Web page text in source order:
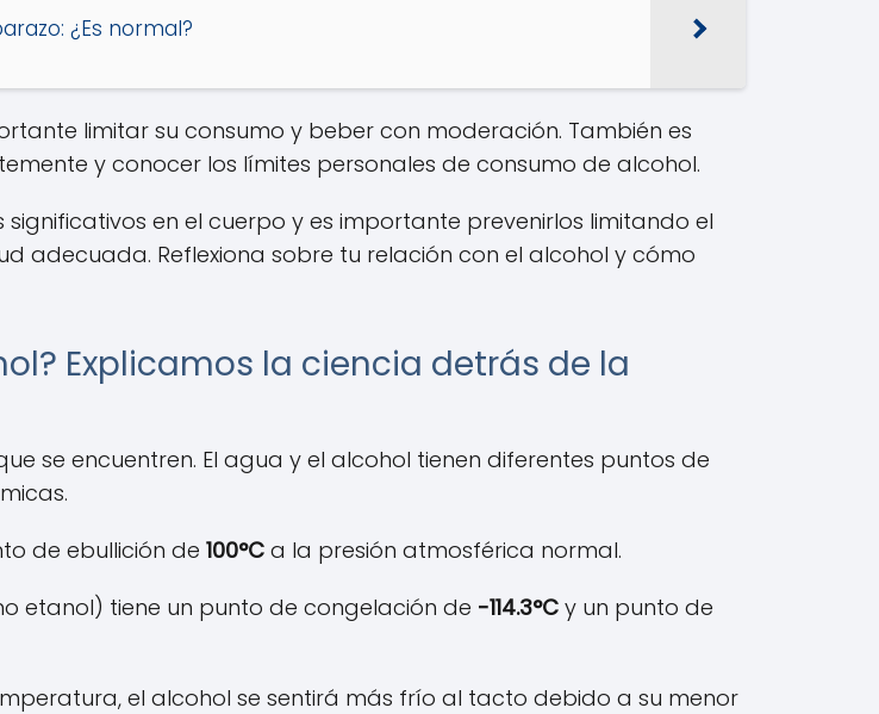
¿Es normal?
limitar su consumo y beber con moderación. También es
y conocer los límites personales de consumo de alcohol.
en el cuerpo y es importante prevenirlos limitando el
adecuada. Reflexiona sobre tu relación con el alcohol y cómo
Explicamos la ciencia detrás de la
se encuentren. El agua y el alcohol tienen diferentes puntos de
de ebullición de 100°C a la presión atmosférica normal.
etanol) tiene un punto de congelación de -114.3°C y un punto de
el alcohol se sentirá más frío al tacto debido a su menor